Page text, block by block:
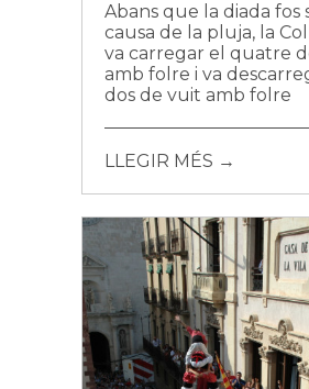
Abans que la diada fos
causa de la pluja, la
va carregar el quatre
amb folre i va
dos de vuit amb folre
LLEGIR MÉS →